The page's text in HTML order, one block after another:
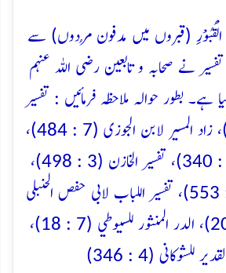
(قبروں میں مدفون مُردوں) سے
تفسیر نے صحابہ و تابعین رضی اللہ عنہم
ہے۔ بطور حوالہ ملاحظہ فرمائیں : تفسیر
البغوی (3 : 569)، زاد المسیر لابن الجوزی (7 : 484)،
تفسیر القرطبی (14 : 340)، تفسیر الخازن (3 : 498)،
تفسیر ابن کثیر (3 : 553)، تفسیر اللباب لابی حفص الحنبلی
(15 : 199، 200)، الدر المنثور للسیوطي (7 : 18)،
للشوکانی (4 : 346)